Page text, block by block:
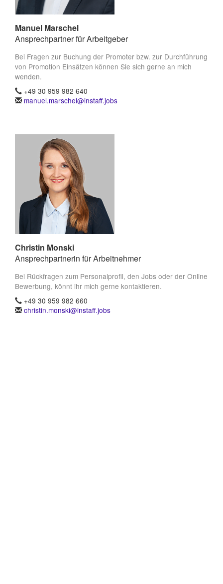
Manuel Marschel
Ansprechpartner für Arbeitgeber
Bei Fragen zur Buchung der Promoter bzw. zur Durchführung
von Promotion Einsätzen können Sie sich gerne an mich
wenden.
+49 30 959 982 640
manuel.marschel@instaff.jobs
Christin Monski
Ansprechpartnerin für Arbeitnehmer
Bei Rückfragen zum Personalprofil, den Jobs oder der Online
Bewerbung, könnt ihr mich gerne kontaktieren.
+49 30 959 982 660
christin.monski@instaff.jobs